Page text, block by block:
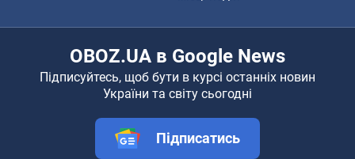
OBOZ.UA в Google News
Підписуйтесь, щоб бути в курсі останніх новин
України та світу сьогодні
Підписатись